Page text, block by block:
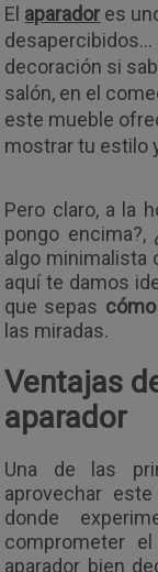
El aparador es
desapercibidos…
decoración si
salón, en el
este mueble
mostrar tu estilo
Pero claro, a la
pongo
algo minimalista
aquí te damos
que sepas
las miradas.
Ventajas
aparador
Una de las
aprovechar
donde
comprometer
aparador bien